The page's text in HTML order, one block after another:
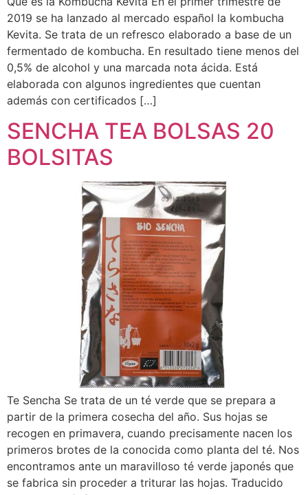
2019 se ha lanzado al mercado español la kombucha
Kevita. Se trata de un refresco elaborado a base de un
fermentado de kombucha. En resultado tiene menos del
0,5% de alcohol y una marcada nota ácida. Está
elaborada con algunos ingredientes que cuentan
además con certificados […]
SENCHA TEA BOLSAS 20
BOLSITAS
Te Sencha Se trata de un té verde que se prepara a
partir de la primera cosecha del año. Sus hojas se
recogen en primavera, cuando precisamente nacen los
primeros brotes de la conocida como planta del té. Nos
encontramos ante un maravilloso té verde japonés que
se fabrica sin proceder a triturar las hojas. Traducido